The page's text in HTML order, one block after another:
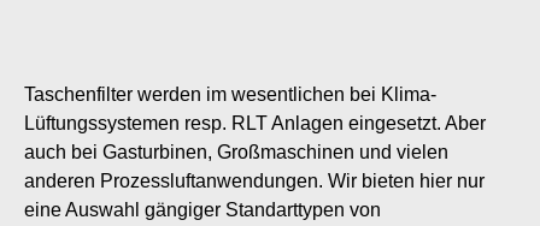
Taschenfilter werden im wesentlichen bei Klima-
Lüftungssystemen resp. RLT Anlagen eingesetzt. Aber
auch bei Gasturbinen, Großmaschinen und vielen
anderen Prozessluftanwendungen. Wir bieten hier nur
eine Auswahl gängiger Standarttypen von